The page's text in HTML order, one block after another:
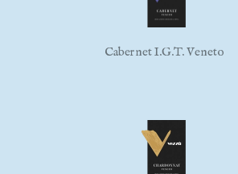
Cabernet I.G.T. Veneto